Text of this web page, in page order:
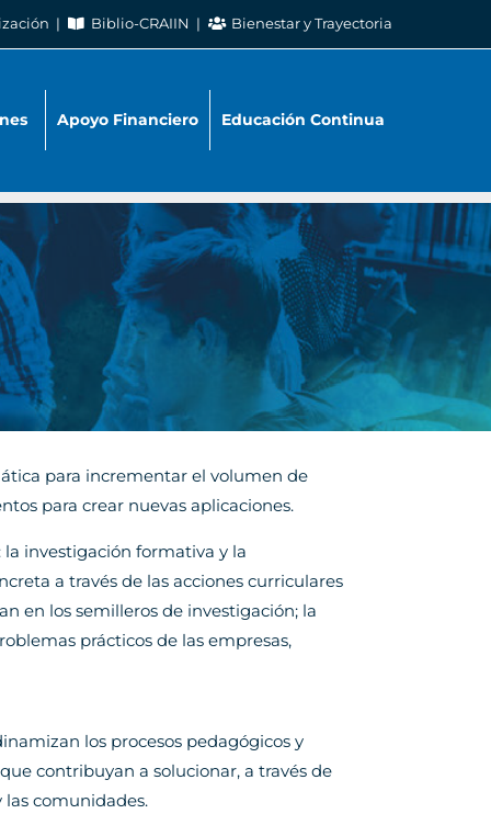
Biblio-CRAIIN Bienestar y Trayectoria
Apoyo Financiero Educación Continua
para incrementar el volumen de
para crear nuevas aplicaciones.
investigación formativa y la
a través de las acciones curriculares
en los semilleros de investigación; la
prácticos de las empresas,
los procesos pedagógicos y
contribuyan a solucionar, a través de
las comunidades.